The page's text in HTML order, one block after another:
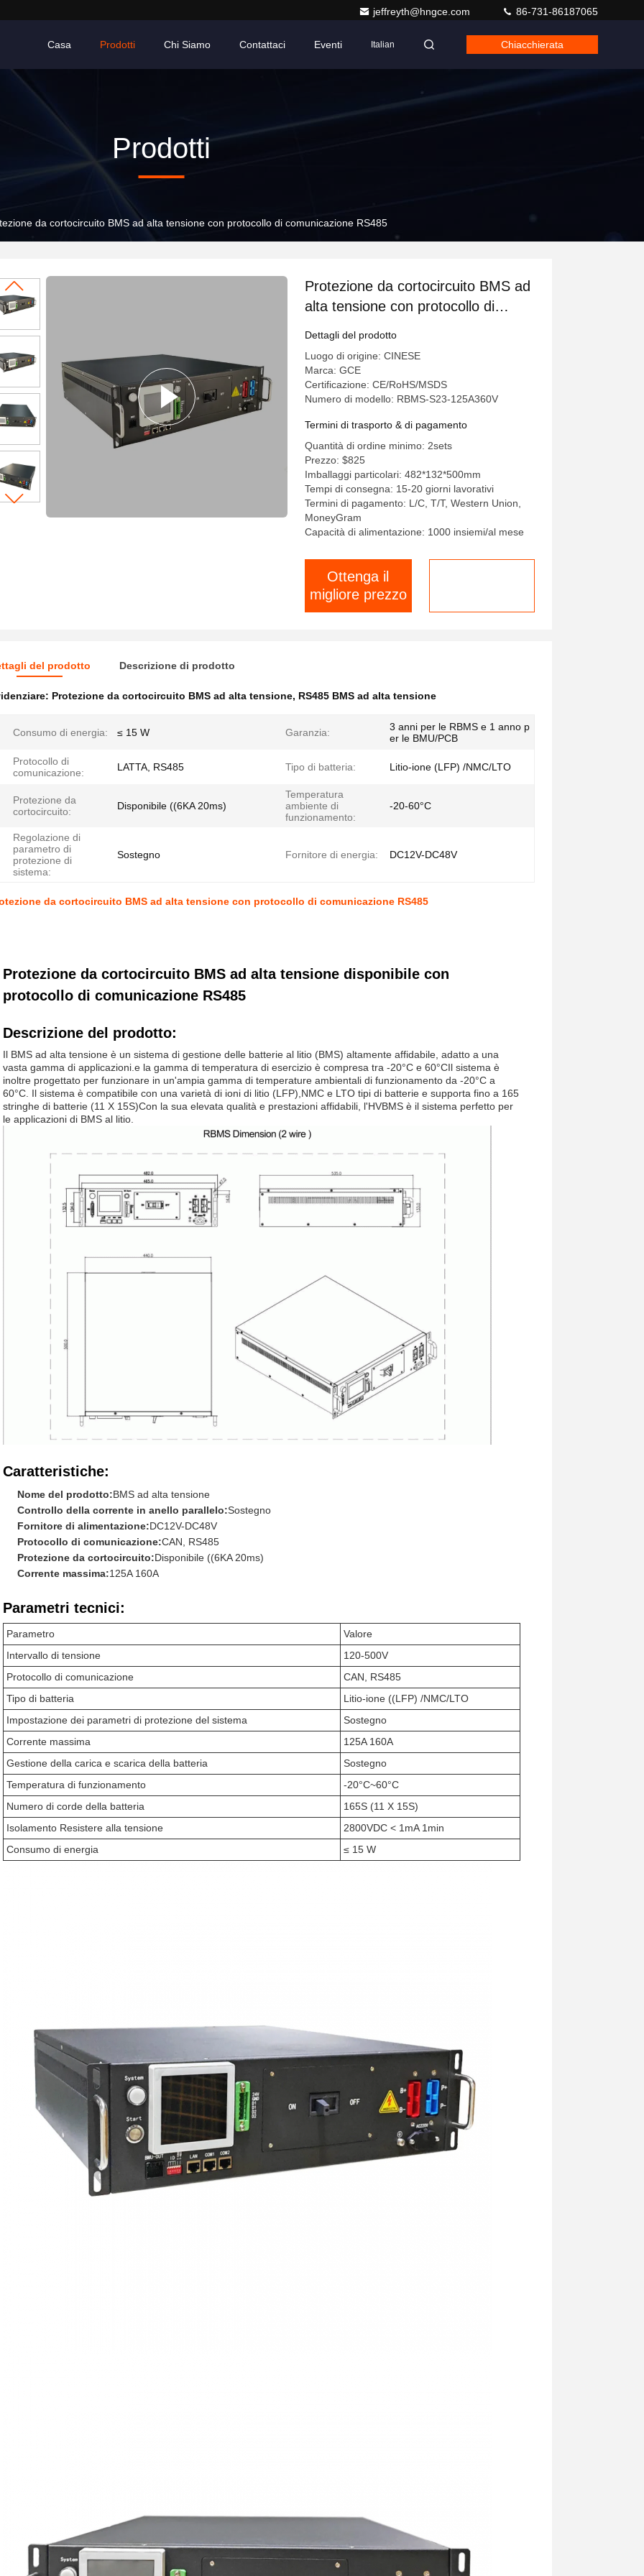
jeffreyth@hngce.com 86-731-86187065
Casa Prodotti Chi Siamo Contattaci Eventi Italian Chiacchierata
Prodotti
da cortocircuito BMS ad alta tensione con protocollo di comunicazione RS485
Protezione da cortocircuito BMS ad
alta tensione con protocollo di
Dettagli del prodotto
Luogo di origine: CINESE
Marca: GCE
Certificazione: CE/RoHS/MSDS
Numero di modello: RBMS-S23-125A360V
Termini di trasporto & di pagamento
Quantità di ordine minimo: 2sets
Prezzo: $825
Imballaggi particolari: 482*132*500mm
Tempi di consegna: 15-20 giorni lavorativi
Termini di pagamento: L/C, T/T, Western Union,
MoneyGram
Capacità di alimentazione: 1000 insiemi/al mese
Ottenga il
migliore prezzo
del prodotto Descrizione di prodotto
Protezione da cortocircuito BMS ad alta tensione, RS485 BMS ad alta tensione
Consumo di energia: ≤ 15 W Garanzia:
3 anni per le RBMS e 1 anno p
er le BMU/PCB
Protocollo di
comunicazione:
LATTA, RS485 Tipo di batteria: Litio-ione (LFP) /NMC/LTO
Protezione da
cortocircuito:
Disponibile ((6KA 20ms)
Temperatura
ambiente di
funzionamento:
-20-60°C
Regolazione di
parametro di
protezione di
sistema:
Sostegno Fornitore di energia: DC12V-DC48V
da cortocircuito BMS ad alta tensione con protocollo di comunicazione RS485
Protezione da cortocircuito BMS ad alta tensione disponibile con
protocollo di comunicazione RS485
Descrizione del prodotto:
Il BMS ad alta tensione è un sistema di gestione delle batterie al litio (BMS) altamente affidabile, adatto a una
vasta gamma di applicazioni.e la gamma di temperatura di esercizio è compresa tra -20°C e 60°CIl sistema è
inoltre progettato per funzionare in un'ampia gamma di temperature ambientali di funzionamento da -20°C a
60°C. Il sistema è compatibile con una varietà di ioni di litio (LFP),NMC e LTO tipi di batterie e supporta fino a 165
stringhe di batterie (11 X 15S)Con la sua elevata qualità e prestazioni affidabili, l'HVBMS è il sistema perfetto per
le applicazioni di BMS al litio.
Caratteristiche:
Nome del prodotto:BMS ad alta tensione
Controllo della corrente in anello parallelo:Sostegno
Fornitore di alimentazione:DC12V-DC48V
Protocollo di comunicazione:CAN, RS485
Protezione da cortocircuito:Disponibile ((6KA 20ms)
Corrente massima:125A 160A
Parametri tecnici:
Parametro
Valore
Intervallo di tensione
120-500V
Protocollo di comunicazione
CAN, RS485
Tipo di batteria
Litio-ione ((LFP) /NMC/LTO
Impostazione dei parametri di protezione del sistema
Sostegno
Corrente massima
125A 160A
Gestione della carica e scarica della batteria
Sostegno
Temperatura di funzionamento
-20°C~60°C
Numero di corde della batteria
165S (11 X 15S)
Isolamento Resistere alla tensione
2800VDC < 1mA 1min
Consumo di energia
≤ 15 W